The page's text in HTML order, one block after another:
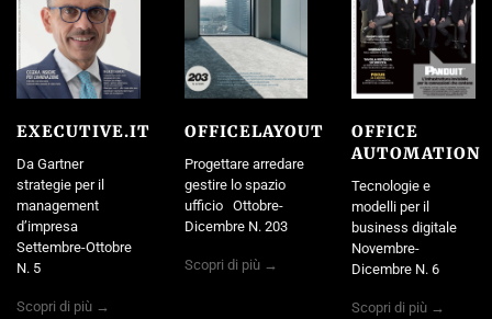
EXECUTIVE.IT
Da Gartner
strategie per il
management
d’impresa
Settembre-Ottobre
N. 5
Scopri di più →
OFFICELAYOUT
Progettare arredare
gestire lo spazio
ufficio Ottobre-
Dicembre N. 203
Scopri di più →
OFFICE
AUTOMATION
Tecnologie e
modelli per il
business digitale
Novembre-
Dicembre N. 6
Scopri di più →